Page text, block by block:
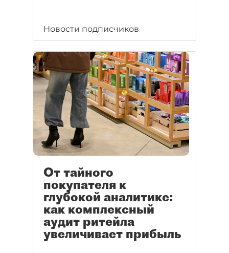
Новости подписчиков
От тайного
покупателя к
глубокой аналитике:
как комплексный
аудит ритейла
увеличивает прибыль